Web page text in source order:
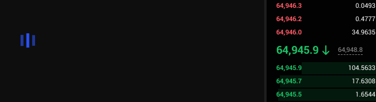
64,946.3
0.0493
64,946.2
0.4777
64,946.0
34.9635
64,945.9
64,948.8
64,945.9
104.5633
64,945.7
17.6308
64,945.5
1.6544